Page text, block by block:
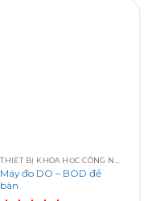
THIẾT BỊ KHOA HỌC CÔNG NGHỆ
Máy đo DO – BOD để
bàn